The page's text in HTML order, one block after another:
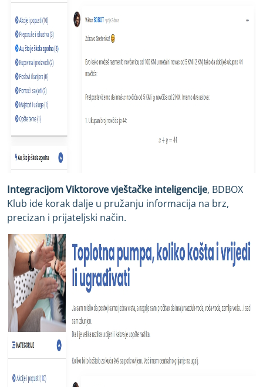
Integracijom Viktorove vještačke inteligencije, BDBOX
Klub ide korak dalje u pružanju informacija na brz,
precizan i prijateljski način.